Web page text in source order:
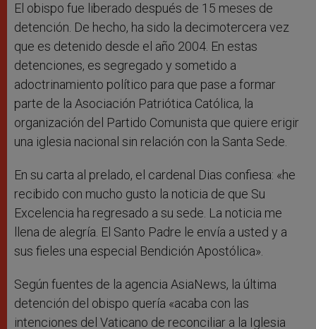
El obispo fue liberado después de 15 meses de
detención. De hecho, ha sido la decimotercera vez
que es detenido desde el año 2004. En estas
detenciones, es segregado y sometido a
adoctrinamiento político para que pase a formar
parte de la Asociación Patriótica Católica, la
organización del Partido Comunista que quiere erigir
una iglesia nacional sin relación con la Santa Sede.
En su carta al prelado, el cardenal Dias confiesa: «he
recibido con mucho gusto la noticia de que Su
Excelencia ha regresado a su sede. La noticia me
llena de alegría. El Santo Padre le envía a usted y a
sus fieles una especial Bendición Apostólica».
Según fuentes de la agencia AsiaNews, la última
detención del obispo quería «acaba con las
intenciones del Vaticano de reconciliar a la Iglesia